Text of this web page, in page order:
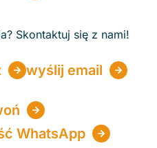
Skontaktuj się z nami!
wyślij email
WhatsApp